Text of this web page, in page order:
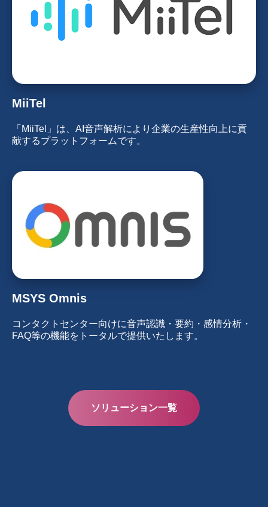
MiiTel
「MiiTel」は、AI音声解析により企業の生産性向上に貢
献するプラットフォームです。
MSYS Omnis
コンタクトセンター向けに音声認識・要約・感情分析・
FAQ等の機能をトータルで提供いたします。
ソリューション一覧